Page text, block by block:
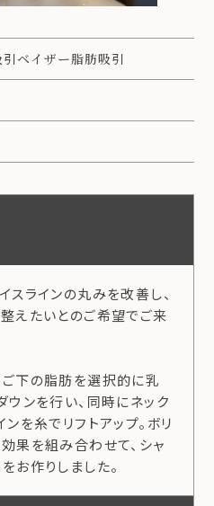
ベイザー脂肪吸引
スラインの丸みを改善し、
えたいとのご希望でご来
下の脂肪を選択的に乳
ウンを行い、同時にネック
を糸でリフトアップ。ボリ
果を組み合わせて、シャ
お作りしました。